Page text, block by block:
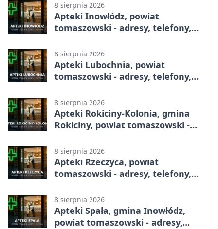
8 sierpnia 2026
Apteki Inowłódz, powiat
tomaszowski - adresy, telefony,
8 sierpnia 2026
Apteki Lubochnia, powiat
tomaszowski - adresy, telefony,
8 sierpnia 2026
Apteki Rokiciny-Kolonia, gmina
Rokiciny, powiat tomaszowski -
8 sierpnia 2026
Apteki Rzeczyca, powiat
tomaszowski - adresy, telefony,
8 sierpnia 2026
Apteki Spała, gmina Inowłódz,
powiat tomaszowski - adresy,